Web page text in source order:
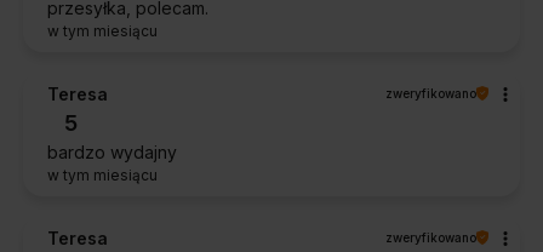
przesyłka, polecam.
w tym miesiącu
Teresa zweryfikowano
5
bardzo wydajny
w tym miesiącu
Teresa zweryfikowano